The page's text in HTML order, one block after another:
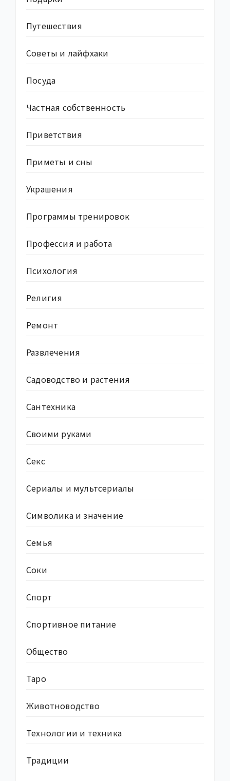
Путешествия
Советы и лайфхаки
Посуда
Частная собственность
Приветствия
Приметы и сны
Украшения
Программы тренировок
Профессия и работа
Психология
Религия
Ремонт
Развлечения
Садоводство и растения
Сантехника
Своими руками
Секс
Сериалы и мультсериалы
Символика и значение
Семья
Соки
Спорт
Спортивное питание
Общество
Таро
Животноводство
Технологии и техника
Традиции